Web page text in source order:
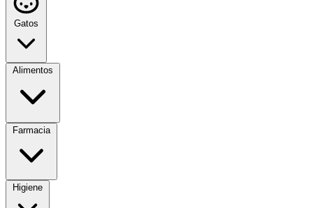
Gatos
Alimentos
Farmacia
Higiene